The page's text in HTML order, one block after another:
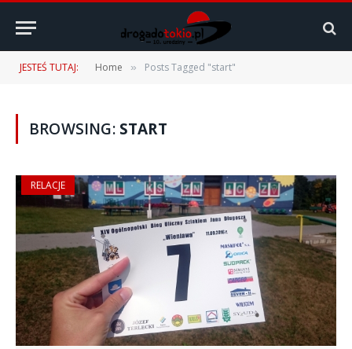
JESTEŚ TUTAJ: Home » Posts Tagged "start"
BROWSING: START
RELACJE